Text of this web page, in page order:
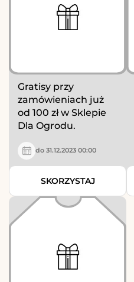
Gratisy przy
zamówieniach już
od 100 zł w Sklepie
Dla Ogrodu.
do 31.12.2023 00:00
SKORZYSTAJ